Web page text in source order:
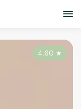
4.60 ★